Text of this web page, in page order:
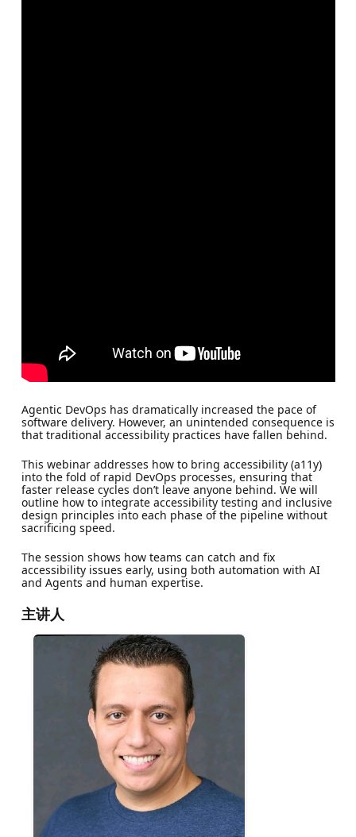
Agentic DevOps has dramatically increased the pace of
software delivery. However, an unintended consequence is
that traditional accessibility practices have fallen behind.
This webinar addresses how to bring accessibility (a11y)
into the fold of rapid DevOps processes, ensuring that
faster release cycles don’t leave anyone behind. We will
outline how to integrate accessibility testing and inclusive
design principles into each phase of the pipeline without
sacrificing speed.
The session shows how teams can catch and fix
accessibility issues early, using both automation with AI
and Agents and human expertise.
主讲人